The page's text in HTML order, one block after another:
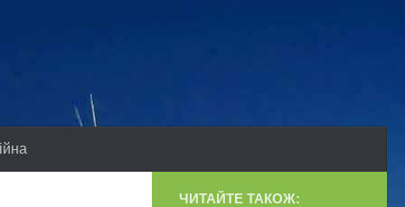
ЧИТАЙТЕ ТАКОЖ: